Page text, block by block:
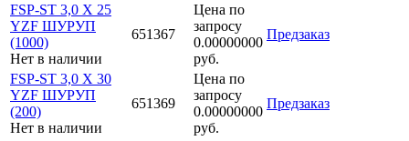
FSP-ST 3,0 X 25
YZF ШУРУП
(1000)
Нет в наличии
651367
Цена по
запросу
0.00000000
руб.
Предзаказ
FSP-ST 3,0 X 30
YZF ШУРУП
(200)
Нет в наличии
651369
Цена по
запросу
0.00000000
руб.
Предзаказ